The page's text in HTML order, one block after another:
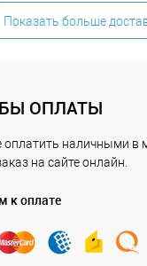
Показать больше
ОПЛАТЫ
наличными в
на сайте онлайн.
к оплате